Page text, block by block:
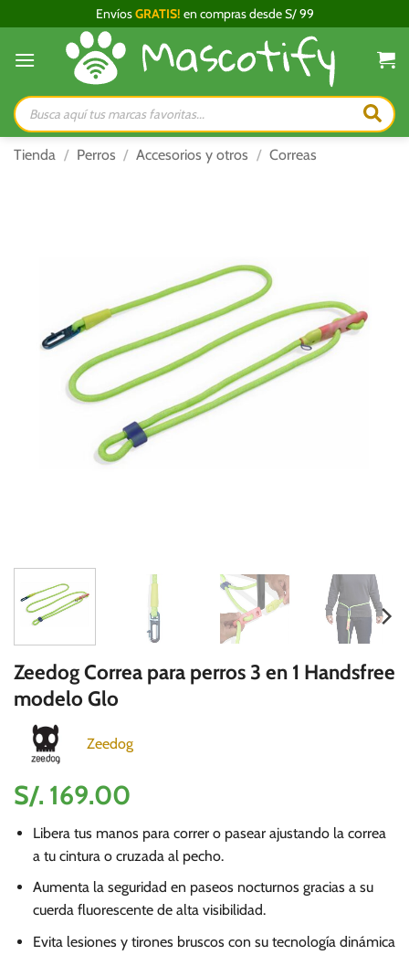
al
contenido
EnvíosGRATIS! en compras desde S/ 99
Búsqueda
de
productos
Tienda / Perros / Accesorios y otros / Correas
Zeedog Correa para perros 3 en 1 Handsfree
modelo Glo
Zeedog
S/. 169.00
Libera tus manos para correr o pasear ajustando la correa
a tu cintura o cruzada al pecho.
Aumenta la seguridad en paseos nocturnos gracias a su
cuerda fluorescente de alta visibilidad.
Evita lesiones y tirones bruscos con su tecnología dinámica